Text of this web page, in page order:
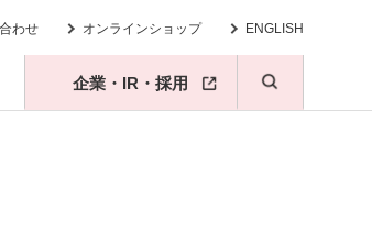
わせ オンラインショップ ENGLISH
企業・IR・採用